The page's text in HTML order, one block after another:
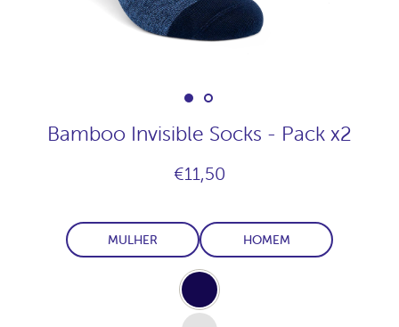
Bamboo Invisible Socks - Pack x2
€11,50
MULHER HOMEM
Navy